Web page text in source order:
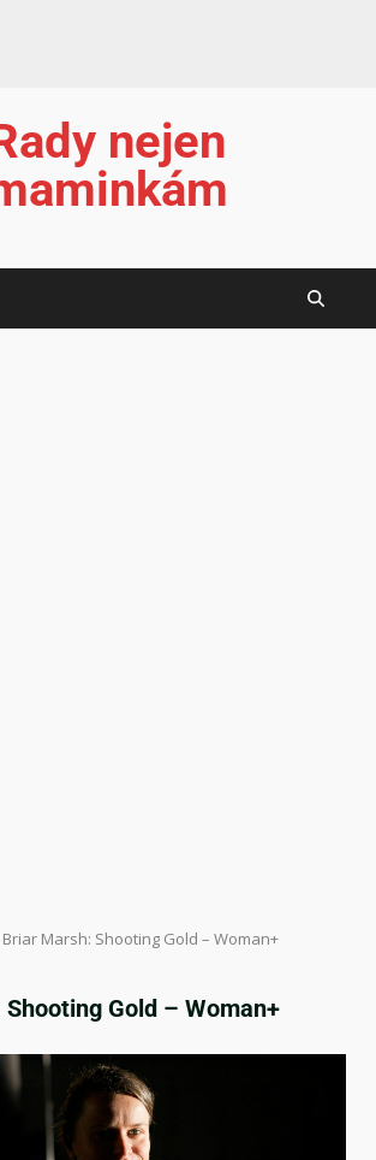
nejen
Briar Marsh: Shooting Gold – Woman+
Gold – Woman+